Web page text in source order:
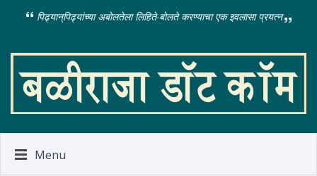
पिढ्यान्‌पिढ्यांच्या अबोलतेला लिहिते-बोलते करण्याचा एक इवलासा प्रयत्न
Menu